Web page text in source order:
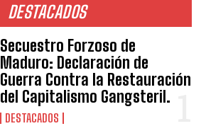
DESTACADOS
Secuestro Forzoso de
Maduro: Declaración de
Guerra Contra la Restauración
del Capitalismo Gangsteril.
DESTACADOS